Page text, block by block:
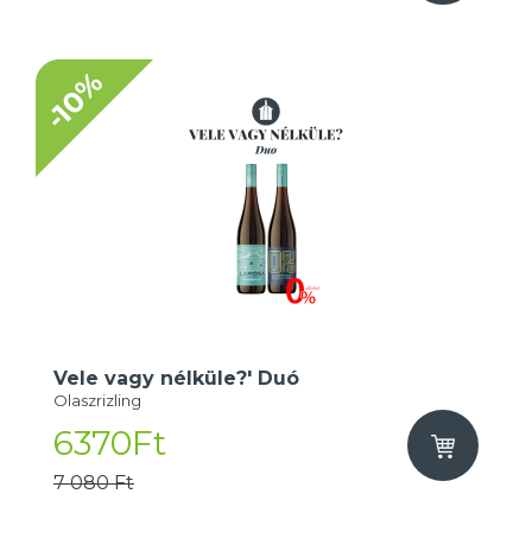
-10%
Vele vagy nélküle?' Duó
Olaszrizling
6370Ft
7 080 Ft